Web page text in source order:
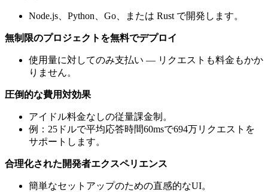
Node.js、Python、Go、または Rust で開発します。
無制限のプロジェクトを無料でデプロイ
使用量に対してのみ支払い — リクエストも料金もかか
りません。
圧倒的な費用対効果
アイドル料金なしの従量課金制。
例：25ドルで平均応答時間60msで694万リクエストを
サポートします。
合理化された開発者エクスペリエンス
簡単なセットアップのための直感的なUI。